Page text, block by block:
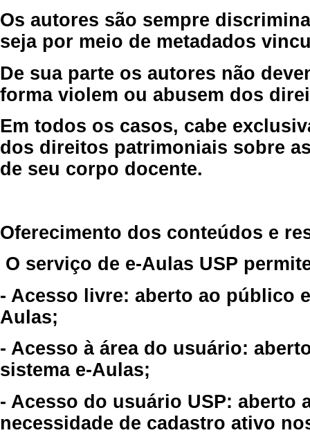
Os autores são sempre
seja por meio de metadados
De sua parte os autores não
forma violem ou abusem dos
Em todos os casos, cabe
dos direitos patrimoniais sobre
de seu corpo docente.
Oferecimento dos conteúdos e
O serviço de e-Aulas USP
- Acesso livre: aberto ao público
Aulas;
- Acesso à área do usuário:
sistema e-Aulas;
- Acesso do usuário USP: aberto
necessidade de cadastro ativo